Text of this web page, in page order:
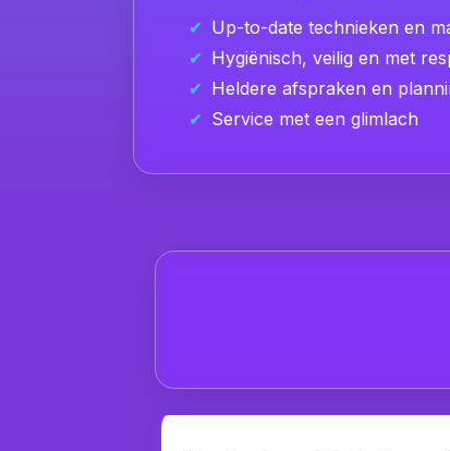
Up-to-date technieken en
Hygiënisch, veilig en met
Heldere afspraken en
Service met een glimlach